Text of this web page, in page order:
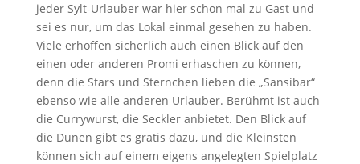
jeder Sylt-Urlauber war hier schon mal zu Gast und
sei es nur, um das Lokal einmal gesehen zu haben.
Viele erhoffen sicherlich auch einen Blick auf den
einen oder anderen Promi erhaschen zu können,
denn die Stars und Sternchen lieben die „Sansibar“
ebenso wie alle anderen Urlauber. Berühmt ist auch
die Currywurst, die Seckler anbietet. Den Blick auf
die Dünen gibt es gratis dazu, und die Kleinsten
können sich auf einem eigens angelegten Spielplatz